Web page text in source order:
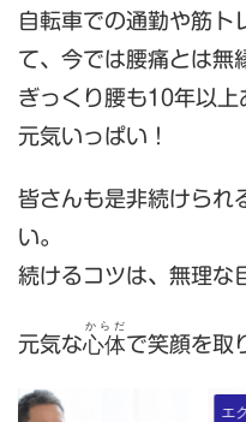
自転車での通勤や筋ト
て、今では腰痛とは無
ぎっくり腰も10年以上
元気いっぱい！
皆さんも是非続けられ
い。
続けるコツは、無理な
元気な心体
からだ
で笑顔を取
エクササイズ・